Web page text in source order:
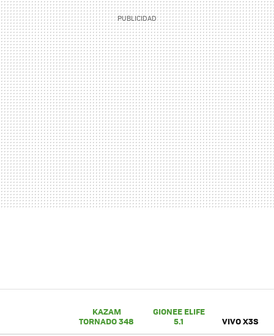
KAZAM
TORNADO 348
GIONEE ELIFE
5.1
VIVO X3S